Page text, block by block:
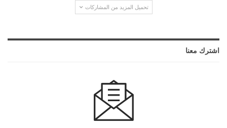
تحميل المزيد من المشاركات
اشترك معنا